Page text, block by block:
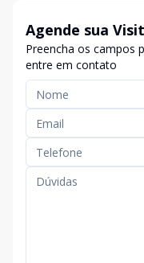
Agende sua
Preencha os campos
entre em contato